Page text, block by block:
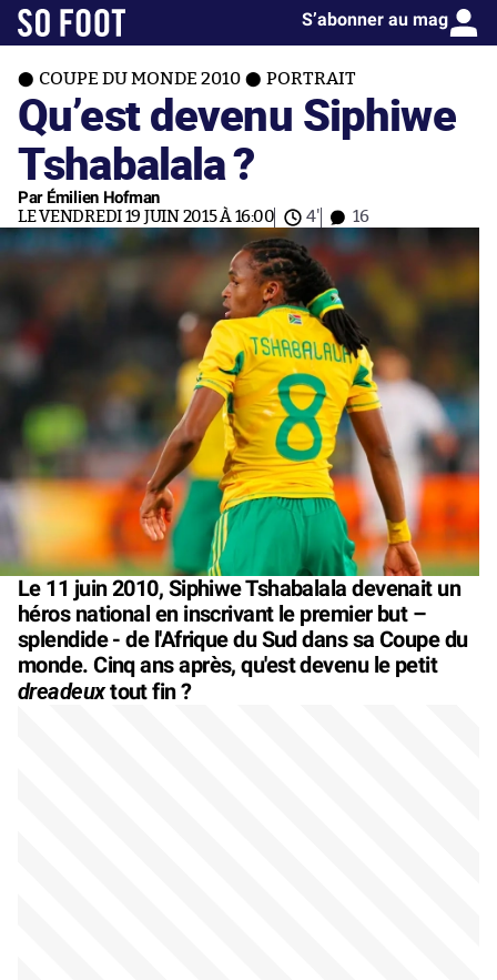
S’abonner au mag
COUPE DU MONDE 2010 PORTRAIT
Qu’est devenu Siphiwe
Tshabalala ?
Par Émilien Hofman
LE VENDREDI 19 JUIN 2015 À 16:00 4' 16
Le 11 juin 2010, Siphiwe Tshabalala devenait un
héros national en inscrivant le premier but –
splendide - de l'Afrique du Sud dans sa Coupe du
monde. Cinq ans après, qu'est devenu le petit
dreadeuxtout fin ?